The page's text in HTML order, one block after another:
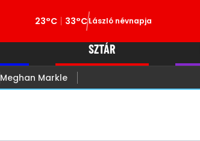
23°C 33°CLászló névnapja
SZTÁR
Meghan Markle